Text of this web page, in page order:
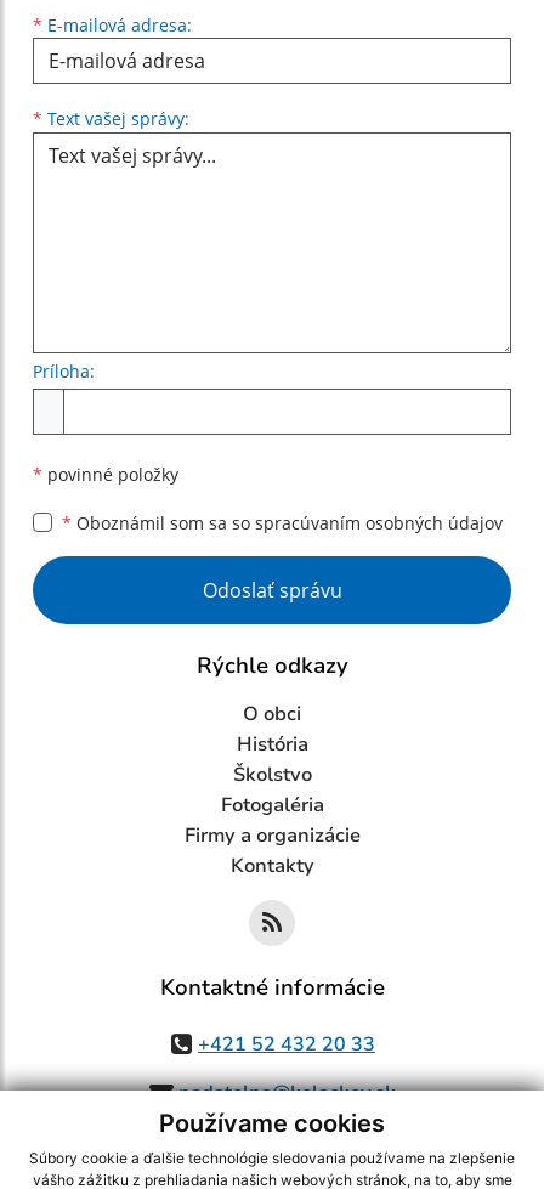
Používame cookies
Súbory cookie a ďalšie technológie sledovania používame na zlepšenie
vášho zážitku z prehliadania našich webových stránok, na to, aby sme
* E-mailová adresa:
* Text vašej správy:
Príloha:
* povinné položky
* Oboznámil som sa so spracúvaním osobných údajov
Google reCaptcha Response
Odoslať správu
Rýchle odkazy
O obci
História
Školstvo
Fotogaléria
Firmy a organizácie
Kontakty
Kontaktné informácie
+421 52 432 20 33
podatelna@kolackov.sk